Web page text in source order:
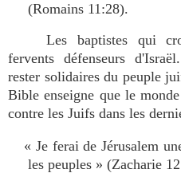
(Romains 11:28).
Les baptistes qui
fervents défenseurs
rester solidaires du peuple
Bible enseigne que le
contre les Juifs dans les
« Je ferai de Jérusalem
les peuples » (Zacharie